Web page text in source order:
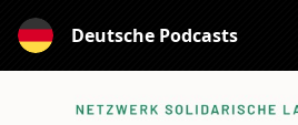
Deutsche Podcasts